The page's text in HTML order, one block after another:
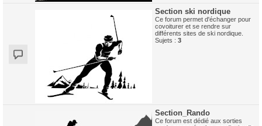
Section ski nordique
Ce forum permet d'échanger pour
covoiturer et se rendre sur
différents sites de ski nordique.
Sujets : 3
Section_Rando
Ce forum est dédié aux sorties